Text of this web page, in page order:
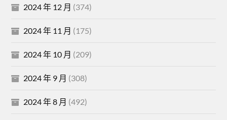
2024 年 12 月 (374)
2024 年 11 月 (175)
2024 年 10 月 (209)
2024 年 9 月 (308)
2024 年 8 月 (492)